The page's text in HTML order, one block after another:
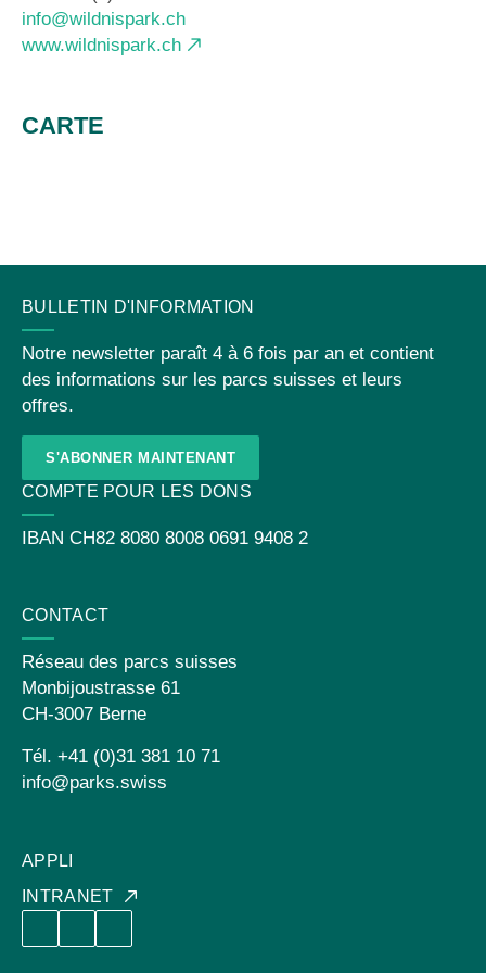
info@wildnispark.ch
www.wildnispark.ch
CARTE
CONTACT
APPLI
INTRANET
BULLETIN D'INFORMATION
Notre newsletter paraît 4 à 6 fois par an et contient
des informations sur les parcs suisses et leurs
offres.
S'ABONNER MAINTENANT
COMPTE POUR LES DONS
IBAN CH82 8080 8008 0691 9408 2
CONTACT
Réseau des parcs suisses
Monbijoustrasse 61
CH-3007 Berne
Tél. +41 (0)31 381 10 71
info@parks.swiss